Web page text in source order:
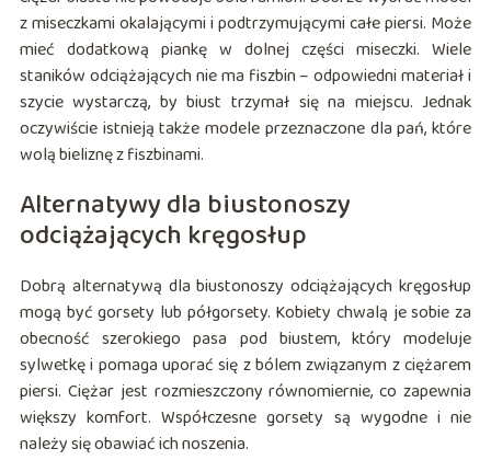
z miseczkami okalającymi i podtrzymującymi całe piersi. Może
mieć dodatkową piankę w dolnej części miseczki. Wiele
staników odciążających nie ma fiszbin – odpowiedni materiał i
szycie wystarczą, by biust trzymał się na miejscu. Jednak
oczywiście istnieją także modele przeznaczone dla pań, które
wolą bieliznę z fiszbinami.
Alternatywy dla biustonoszy
odciążających kręgosłup
Dobrą alternatywą dla biustonoszy odciążających kręgosłup
mogą być gorsety lub półgorsety. Kobiety chwalą je sobie za
obecność szerokiego pasa pod biustem, który modeluje
sylwetkę i pomaga uporać się z bólem związanym z ciężarem
piersi. Ciężar jest rozmieszczony równomiernie, co zapewnia
większy komfort. Współczesne gorsety są wygodne i nie
należy się obawiać ich noszenia.